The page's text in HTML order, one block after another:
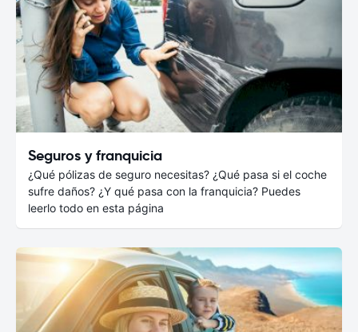
Seguros y franquicia
¿Qué pólizas de seguro necesitas? ¿Qué pasa si el coche
sufre daños? ¿Y qué pasa con la franquicia? Puedes
leerlo todo en esta página